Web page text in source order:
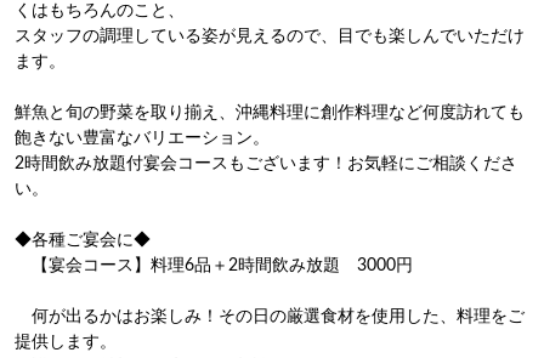
くはもちろんのこと、
スタッフの調理している姿が見えるので、目でも楽しんでいただけ
ます。
鮮魚と旬の野菜を取り揃え、沖縄料理に創作料理など何度訪れても
飽きない豊富なバリエーション。
2時間飲み放題付宴会コースもございます！お気軽にご相談くださ
い。
◆各種ご宴会に◆
【宴会コース】料理6品＋2時間飲み放題　3000円
何が出るかはお楽しみ！その日の厳選食材を使用した、料理をご
提供します。